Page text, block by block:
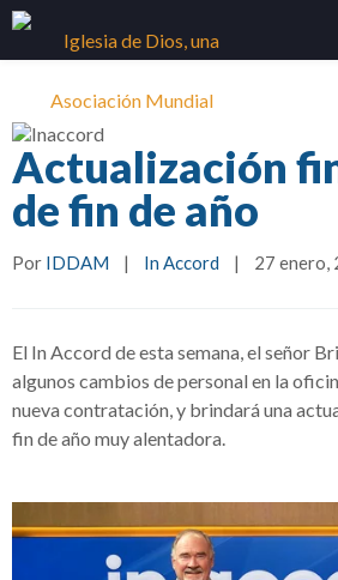
Actualización
de fin de año
Por IDDAM | In Accord | 27 enero,
El In Accord de esta semana, el señor
algunos cambios de personal en la
nueva contratación, y brindará una
fin de año muy alentadora.